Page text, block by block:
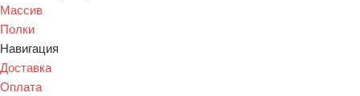
Массив
Полки
Навигация
Доставка
Оплата